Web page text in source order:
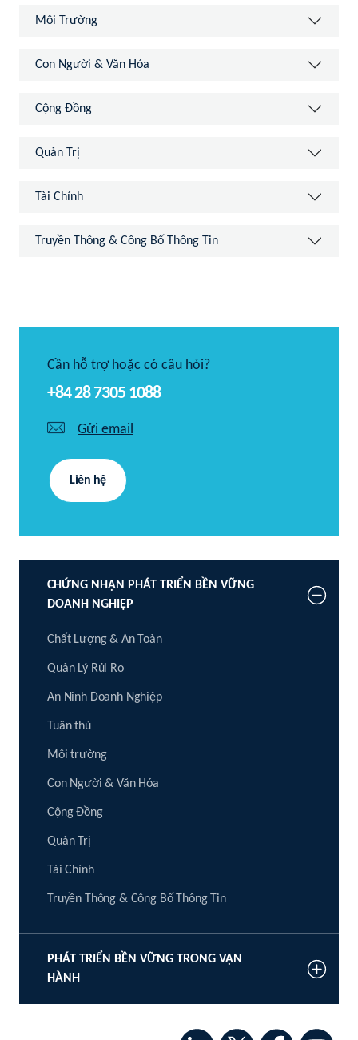
Môi Trường
Con Người & Văn Hóa
Cộng Đồng
Quản Trị
Tài Chính
Truyền Thông & Công Bố Thông Tin
Cần hỗ trợ hoặc có câu hỏi?
+84 28 7305 1088
Gửi email
Liên hệ
CHỨNG NHẬN PHÁT TRIỂN BỀN VỮNG
DOANH NGHIỆP
Chất Lượng & An Toàn
Quản Lý Rủi Ro
An Ninh Doanh Nghiệp
Tuân thủ
Môi trường
Con Người & Văn Hóa
Cộng Đồng
Quản Trị
Tài Chính
Truyền Thông & Công Bố Thông Tin
PHÁT TRIỂN BỀN VỮNG TRONG VẬN
HÀNH